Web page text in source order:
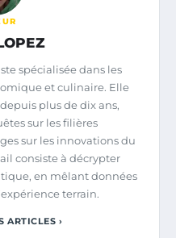
spécialisée dans les
et culinaire. Elle
plus de dix ans,
sur les filières
sur les innovations du
consiste à décrypter
en mêlant données
terrain.
ARTICLES ›